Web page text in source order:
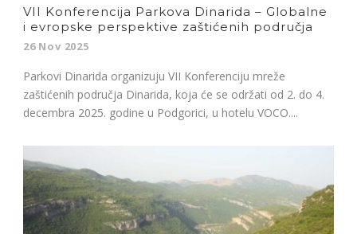
VII Konferencija Parkova Dinarida – Globalne
i evropske perspektive zaštićenih područja
26 Nov 2025
Parkovi Dinarida organizuju VII Konferenciju mreže
zaštićenih područja Dinarida, koja će se održati od 2. do 4.
decembra 2025. godine u Podgorici, u hotelu VOCO....